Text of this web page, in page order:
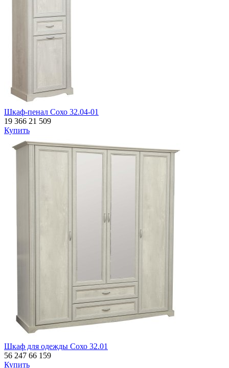
Шкаф-пенал Сохо 32.04-01
19 366 21 509
Купить
Шкаф для одежды Сохо 32.01
56 247 66 159
Купить